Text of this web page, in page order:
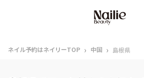
ネイル予約はネイリーTOP › 中国 › 島根県